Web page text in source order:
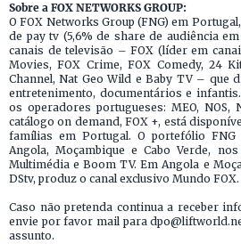
Sobre a FOX NETWORKS GROUP:
O FOX Networks Group (FNG) em
de pay tv (5,6% de share de audiência
canais de televisão – FOX (líder em
Movies, FOX Crime, FOX Comedy, 24
Channel, Nat Geo Wild e Baby TV – que
entretenimento, documentários e
os operadores portugueses: MEO, NOS,
catálogo on demand, FOX +, está
famílias em Portugal. O portefólio FNG
Angola, Moçambique e Cabo Verde,
Multimédia e Boom TV. Em Angola e
DStv, produz o canal exclusivo Mundo FOX.
Caso não pretenda continua a receber
envie por favor mail para
assunto.